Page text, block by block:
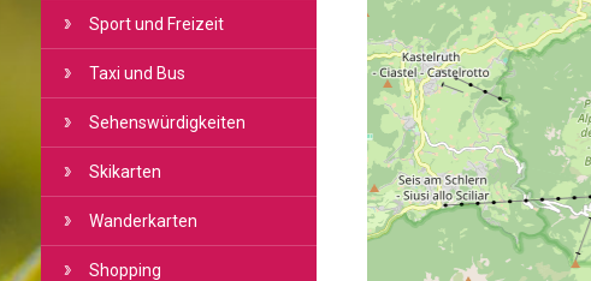
Sport und Freizeit
Taxi und Bus
Sehenswürdigkeiten
Skikarten
Wanderkarten
Shopping